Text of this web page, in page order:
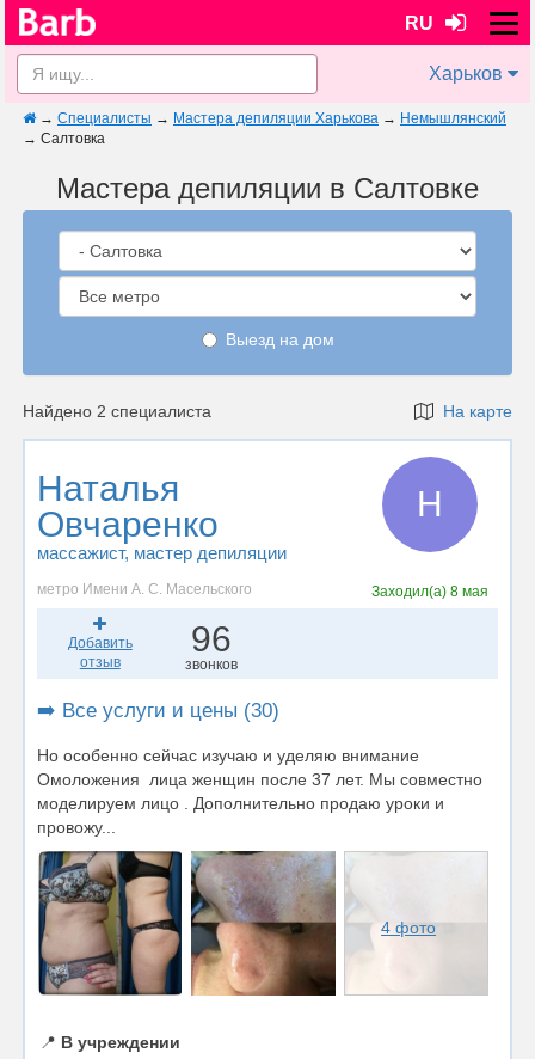
RU
Харьков
→ Специалисты → Мастера депиляции Харькова → Немышлянский
→ Салтовка
Мастера депиляции в Салтовке
Выезд на дом
Найдено 2 специалиста На карте
Наталья
Овчаренко
массажист, мастер депиляции
Н
метро Имени А. С. Масельского Заходил(а)8 мая
Добавить
отзыв
96
звонков
➡️ Все услуги и цены (30)
Но особенно сейчас изучаю и уделяю внимание
Омоложения лица женщин после 37 лет. Мы совместно
моделируем лицо . Дополнительно продаю уроки и
провожу...
4 фото
📍 В учреждении